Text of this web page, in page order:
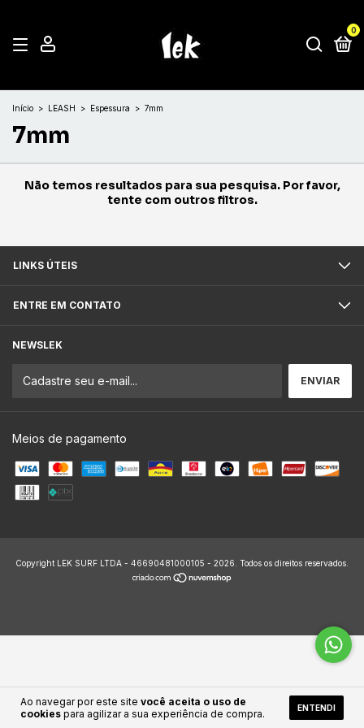
0
Ao navegar por este site você aceita o uso de
cookies para agilizar a sua experiência de compra. ENTENDI
Início > LEASH > Espessura > 7mm
7mm
Não temos resultados para sua pesquisa. Por favor,
tente com outros filtros.
LINKS ÚTEIS
ENTRE EM CONTATO
NEWSLEK
Meios de pagamento
Copyright LEK SURF LTDA - 46690481000105 - 2026. Todos os direitos reservados.